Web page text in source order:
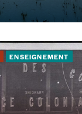
ENSEIGNEMENT